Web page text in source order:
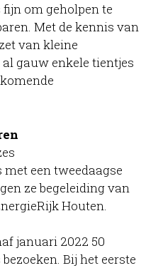
om geholpen te
Met de kennis van
van kleine
gauw enkele tientjes
een tweedaagse
ze begeleiding van
Houten.
januari 2022 50
Bij het eerste